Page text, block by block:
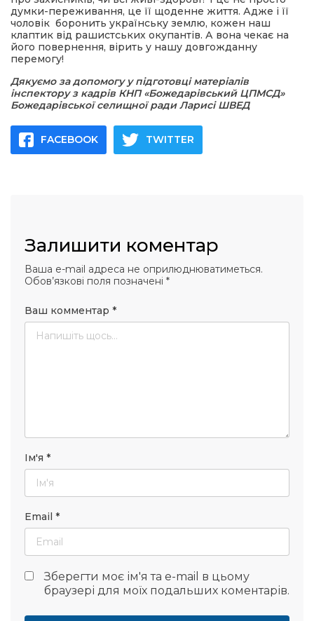
думки-переживання, це її щоденне життя. Адже і її
чоловік боронить українську землю, кожен наш
клаптик від рашистських окупантів. А вона чекає на
його повернення, вірить у нашу довгожданну
перемогу!
Дякуємо за допомогу у підготовці матеріалів
інспектору з кадрів КНП «Божедарівський ЦПМСД»
Божедарівської селищної ради Ларисі ШВЕД
FACEBOOK TWITTER
Залишити коментар
Ваша e-mail адреса не оприлюднюватиметься.
Обов’язкові поля позначені *
Ваш комментар *
Ім'я *
Email *
Зберегти моє ім'я та e-mail в цьому
браузері для моїх подальших коментарів.